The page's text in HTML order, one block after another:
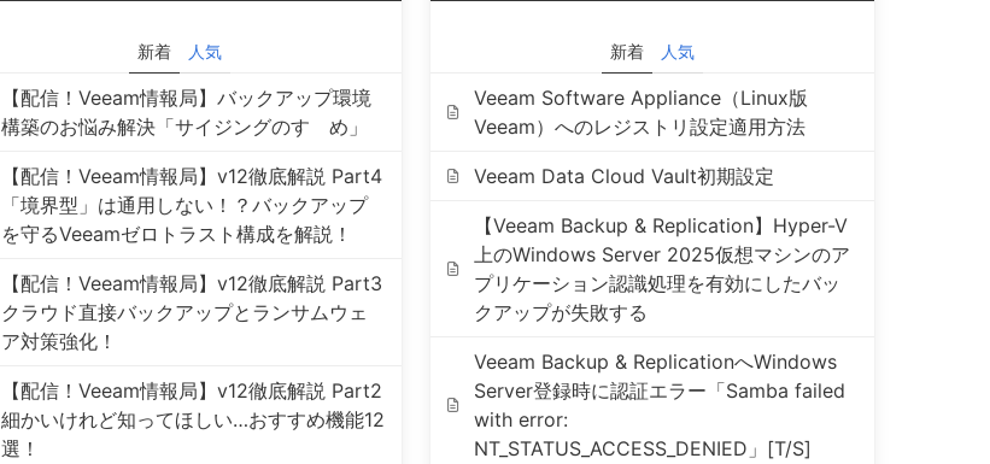
新着 人気
【配信！Veeam情報局】バックアップ環境
構築のお悩み解決「サイジングのすゝめ」
【配信！Veeam情報局】v12徹底解説 Part4
「境界型」は通用しない！？バックアップ
を守るVeeamゼロトラスト構成を解説！
【配信！Veeam情報局】v12徹底解説 Part3
クラウド直接バックアップとランサムウェ
ア対策強化！
【配信！Veeam情報局】v12徹底解説 Part2
細かいけれど知ってほしい…おすすめ機能12
選！
新着 人気
Veeam Software Appliance（Linux版
Veeam）へのレジストリ設定適用方法
Veeam Data Cloud Vault初期設定
【Veeam Backup & Replication】Hyper-V
上のWindows Server 2025仮想マシンのア
プリケーション認識処理を有効にしたバッ
クアップが失敗する
Veeam Backup & ReplicationへWindows
Server登録時に認証エラー「Samba failed
with error:
NT_STATUS_ACCESS_DENIED」[T/S]